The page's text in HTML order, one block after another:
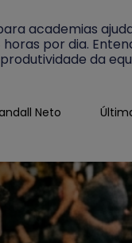
academias
por dia.
da
Neto